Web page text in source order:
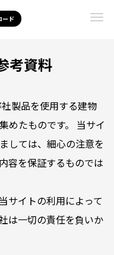
ード
考資料
製品を使用する建物
めたものです。 当サイ
しては、細心の注意を
容を保証するものでは
サイトの利用によって
は一切の責任を負いか